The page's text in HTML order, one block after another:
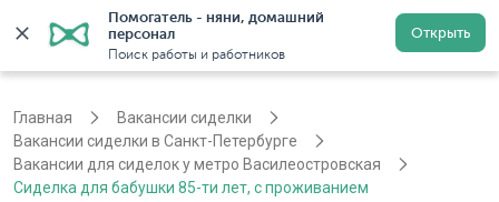
Помогатель - няни, домашний
персонал
Поиск работы и работников
Открыть
Санкт-Петербург Регистрация
Главная
Вакансии сиделки
Вакансии сиделки в Санкт-Петербурге
Вакансии для сиделок у метро Василеостровская
Сиделка для бабушки 85-ти лет, с проживанием